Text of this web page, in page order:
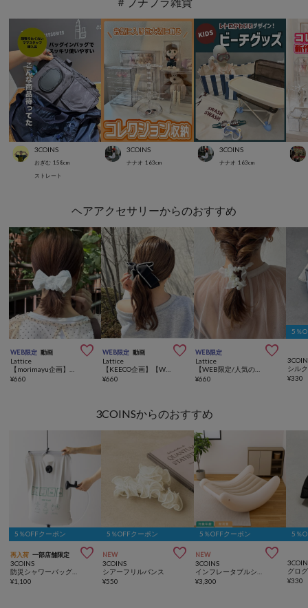
3COINS
おぎむ 158cm
ストレート
3COINS
ナナオ 163cm
3COINS
ナナオ 163cm
ヘアアクセサリーからのおすすめ
WEB限定 動画 
Lattice
¥660
WEB限定 動画 
Lattice
¥660
WEB限定 
Lattice
【WEB限定/人気の為再入荷】【オケージョン】パールヘアゴム
¥660
5％
シル
¥330
3COINSからのおすすめ
5％OFFクーポン
再入荷 一部店舗限定 
3COINS
¥1,100
5％OFFクーポン
NEW 
3COINS
シアーフリルバンス
¥550
5％OFFクーポン
NEW 
3COINS
¥3,300
5％
¥330